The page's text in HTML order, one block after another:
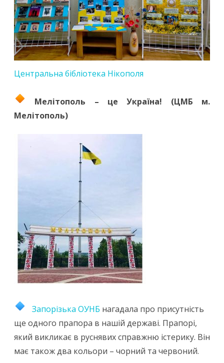
Центральна бібліотека Нікополя
Мелітополь – це Україна! (ЦМБ м.
Мелітополь)
Запорізька ОУНБ нагадала про присутність
ще одного прапора в нашій державі. Прапорі,
який викликає в руснявих справжню істерику. Він
має також два кольори – чорний та червоний.